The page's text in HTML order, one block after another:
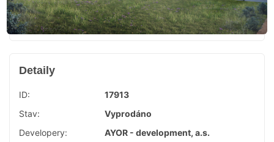
Detaily
ID:
17913
Stav:
Vyprodáno
Developery:
AYOR - development, a.s.